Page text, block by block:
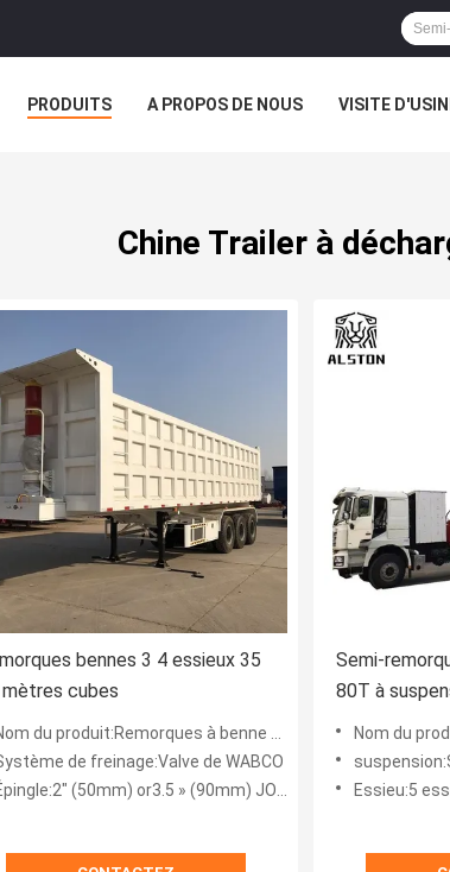
PRODUITS A PROPOS DE NOUS VISITE
Chine Trailer à
bennes 3 4 essieux 35
cubes
du produit:Remorques à benne arrière
de freinage:Valve de WABCO
(50mm) or3.5 » (90mm) JOST
Semi-
80T à
Nom du
Essieu:5